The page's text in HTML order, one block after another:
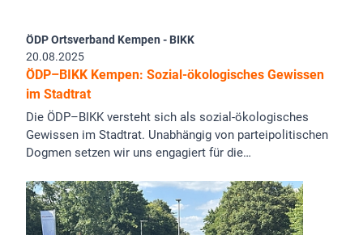
ÖDP Ortsverband Kempen - BIKK
20.08.2025
ÖDP–BIKK Kempen: Sozial-ökologisches Gewissen
im Stadtrat
Die ÖDP–BIKK versteht sich als sozial-ökologisches
Gewissen im Stadtrat. Unabhängig von parteipolitischen
Dogmen setzen wir uns engagiert für die…